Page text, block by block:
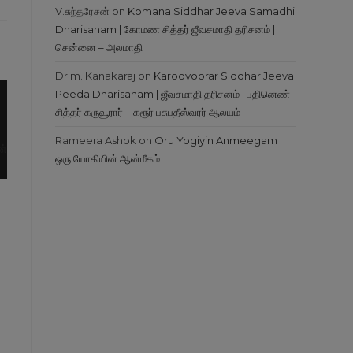
V.சுந்தரேசன் on Komana Siddhar Jeeva Samadhi
Dharisanam | கோமண சித்தர் ஜீவசமாதி தரிசனம் |
சென்னை – அலமாதி
Dr m. Kanakaraj on Karoovoorar Siddhar Jeeva
Peeda Dharisanam | ஜீவசமாதி தரிசனம் | பதினெண்
சித்தர் கருவூரார் – கரூர் பசுபதீஸ்வரர் ஆலயம்
Rameera Ashok on Oru Yogiyin Anmeegam |
ஒரு யோகியின் ஆன்மீகம்